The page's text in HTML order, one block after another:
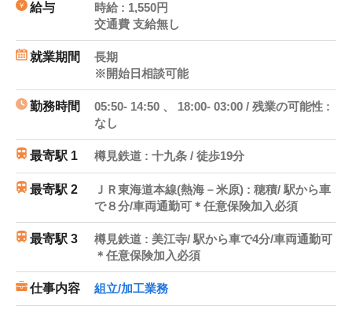
給与
時給 : 1,550円
交通費 支給無し
就業期間
長期
※開始日相談可能
勤務時間
05:50- 14:50 、 18:00- 03:00 / 残業の可能性 :
なし
最寄駅 1 樽見鉄道 : 十九条 / 徒歩19分
最寄駅 2
ＪＲ東海道本線(熱海－米原) : 穂積/ 駅から車
で８分/車両通勤可＊任意保険加入必須
最寄駅 3
樽見鉄道 : 美江寺/ 駅から車で4分/車両通勤可
＊任意保険加入必須
仕事内容 組立/加工業務